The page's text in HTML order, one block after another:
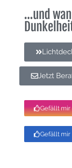
...und
Jetzt
Gefällt mir
Gefällt mir